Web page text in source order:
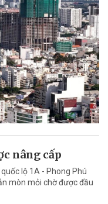
nâng cấp
lộ 1A - Phong Phú
mòn mỏi chờ được đầu